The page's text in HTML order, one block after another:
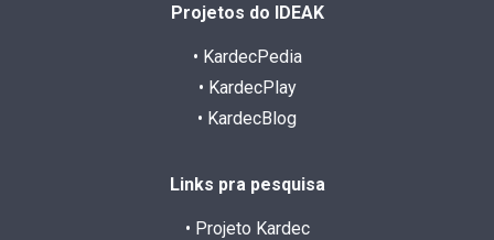
Projetos do IDEAK
• KardecPedia
• KardecPlay
• KardecBlog
Links pra pesquisa
• Projeto Kardec